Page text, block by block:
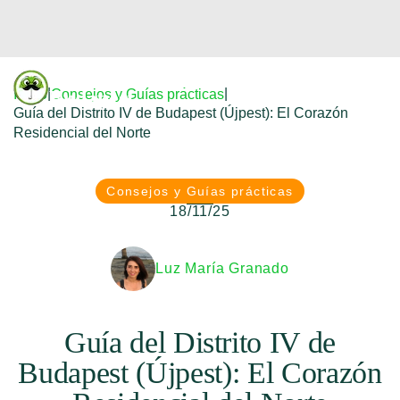
Budapest
Inicio|Consejos y Guías prácticas
Guía del Distrito IV de Budapest (Újpest): El Corazón
Residencial del Norte
Consejos y Guías prácticas
18/11/25
Luz María Granado
Guía del Distrito IV de
Budapest (Újpest): El Corazón